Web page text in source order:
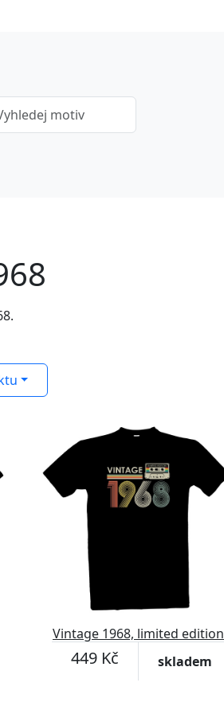
Vintage 1968, limited edition
449 Kč skladem